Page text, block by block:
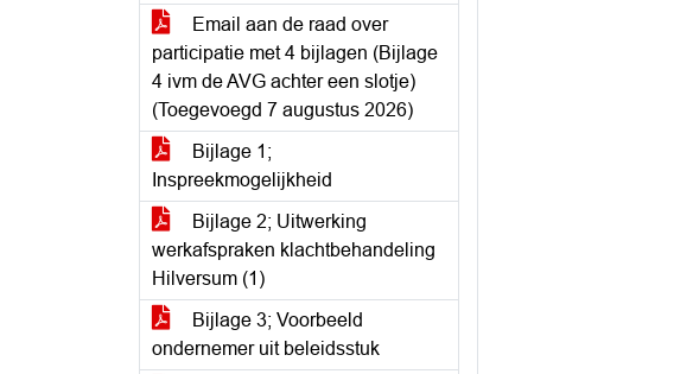
Email aan de raad over
participatie met 4 bijlagen (Bijlage
4 ivm de AVG achter een slotje)
(Toegevoegd 7 augustus 2026)
Bijlage 1;
Inspreekmogelijkheid
Bijlage 2; Uitwerking
werkafspraken klachtbehandeling
Hilversum (1)
Bijlage 3; Voorbeeld
ondernemer uit beleidsstuk